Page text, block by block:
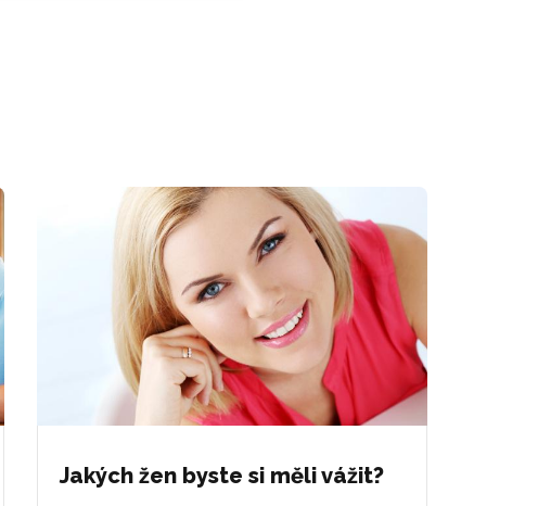
Jakých žen byste si měli vážit?